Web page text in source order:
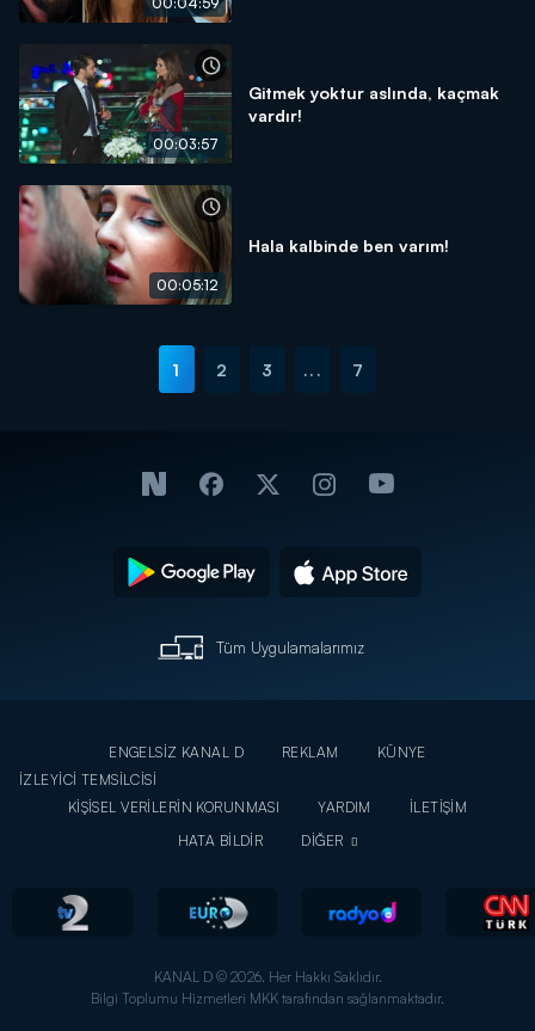
00:03:57
Gitmek yoktur aslında, kaçmak
vardır!
00:05:12
Hala kalbinde ben varım!
1 2 3 ... 7
Tüm Uygulamalarımız
ENGELSİZ KANAL D REKLAM
KÜNYE
İZLEYİCİ TEMSİLCİSİ
KİŞİSEL VERİLERİN KORUNMASI
YARDIM
İLETİŞİM
HATA BİLDİR
DİĞER
KANAL D © 2026. Her Hakkı Saklıdır.
Bilgi Toplumu Hizmetleri MKK tarafından sağlanmaktadır.